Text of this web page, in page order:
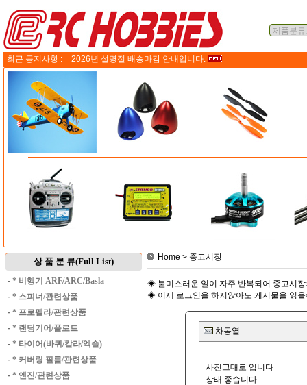
최근 공지사항 : 2026년 설명절 배송마감 안내입니다.
상 품 분 류(Full List)
· * 비행기 ARF/ARC/Basla
· * 스피너/관련상품
· * 프로펠라/관련상품
· * 랜딩기어/플로트
· * 타이어(바퀴/칼라/엑슬)
· * 커버링 필름/관련상품
· * 엔진/관련상품
Home > 중고시장
◈ 불미스러운 일이 자주 반복되어 중고시
◈ 이제 로그인을 하지않아도 게시물을 읽
차동열
사진그대로 입니다
상태 좋습니다